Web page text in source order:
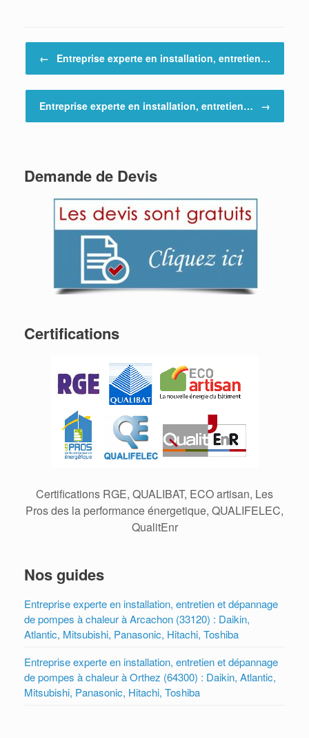
← Entreprise experte en installation, entretien…
Entreprise experte en installation, entretien… →
Demande de Devis
Certifications
Certifications RGE, QUALIBAT, ECO artisan, Les
Pros des la performance énergetique, QUALIFELEC,
QualitEnr
Nos guides
Entreprise experte en installation, entretien et dépannage
de pompes à chaleur à Arcachon (33120) : Daikin,
Atlantic, Mitsubishi, Panasonic, Hitachi, Toshiba
Entreprise experte en installation, entretien et dépannage
de pompes à chaleur à Orthez (64300) : Daikin, Atlantic,
Mitsubishi, Panasonic, Hitachi, Toshiba